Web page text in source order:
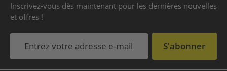
Inscrivez-vous dès maintenant pour les dernières nouvelles
et offres !
S'abonner